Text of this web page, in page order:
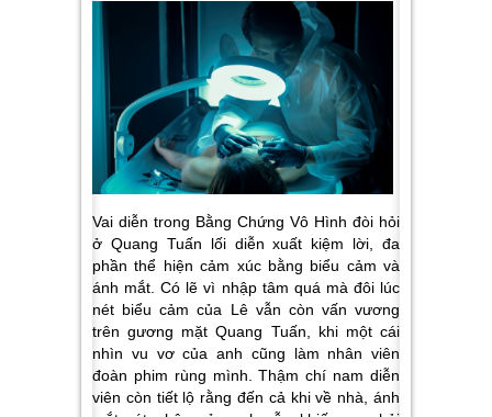
Vai diễn trong Bằng Chứng Vô Hình đòi hỏi
ở Quang Tuấn lối diễn xuất kiệm lời, đa
phần thể hiện cảm xúc bằng biểu cảm và
ánh mắt. Có lẽ vì nhập tâm quá mà đôi lúc
nét biểu cảm của Lê vẫn còn vấn vương
trên gương mặt Quang Tuấn, khi một cái
nhìn vu vơ của anh cũng làm nhân viên
đoàn phim rùng mình. Thậm chí nam diễn
viên còn tiết lộ rằng đến cả khi về nhà, ánh